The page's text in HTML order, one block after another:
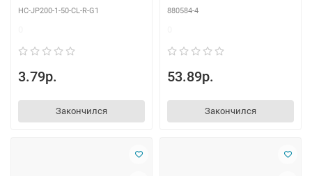
HC-JP200-1-50-CL-R-G1
3.79р.
Закончился
880584-4
53.89р.
Закончился